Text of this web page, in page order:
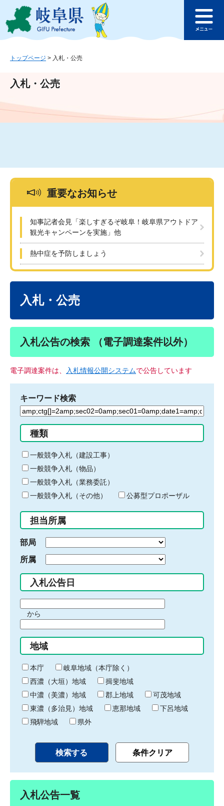
ジ
ュ
文
このページの本文へ
ュ
トップページ > 入札・公売
入札・公売
重要なお知らせ
知事記者会見「楽しすぎるぞ岐阜！岐阜県アウトドア
観光キャンペーンを実施」他
熱中症を予防しましょう
入札・公売
入札公告の検索 （電子調達案件以外）
電子調達案件は、 入札情報公開システムで公告しています
キーワード検索
検
る
キ
ー
ワ
ー
ド
入
力
種類
一般競争入札（建設工事）
一般競争入札（物品）
一般競争入札（業務委託）
一般競争入札（その他）
公募型プロポーザル
担当所属
部局
所属
入札公告日
間
始
り
から
間
終
わ
り
地域
本庁
岐阜地域（本庁除く）
西濃（大垣）地域
揖斐地域
中濃（美濃）地域
郡上地域
可茂地域
東濃（多治見）地域
恵那地域
下呂地域
飛騨地域
県外
入札公告一覧